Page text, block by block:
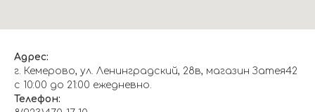
Адрес:
г. Кемерово, ул. Ленинградский, 28в, магазин Затея42
с 10:00 до 21:00 ежедневно.
Телефон: